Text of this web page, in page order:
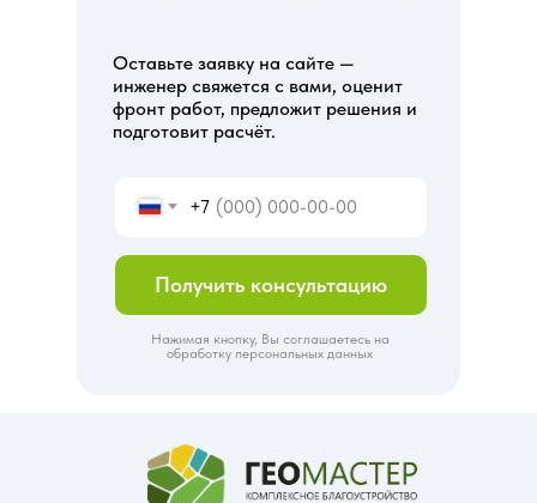
Оставьте заявку на сайте —
инженер свяжется с вами, оценит
фронт работ, предложит решения и
подготовит расчёт.
+7
Получить консультацию
Нажимая кнопку, Вы соглашаетесь на
обработку персональных данных